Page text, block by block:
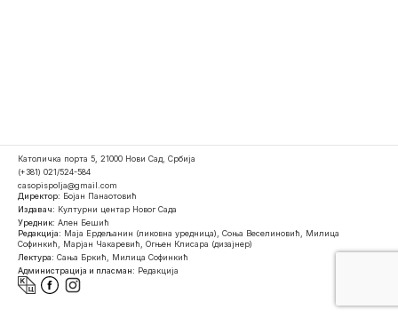
Католичка порта 5, 21000 Нови Сад, Србија
(+381) 021/524-584
casopispolja@gmail.com
Директор: Бојан Панаотовић
Издавач: Културни центар Новог Сада
Уредник: Ален Бешић
Редакција: Маја Ердељанин (ликовна уредница), Соња Веселиновић, Милица
Софинкић, Марјан Чакаревић, Огњен Клисара (дизајнер)
Лектура: Сања Бркић, Милица Софинкић
Администрација и пласман: Редакција